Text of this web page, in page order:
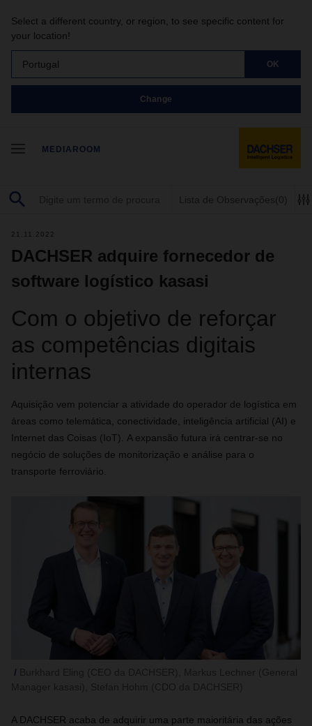
Select a different country, or region, to see specific content for
your location!
Portugal OK
Change
MEDIAROOM
Lista de Observações (0)
21.11.2022
DACHSER adquire fornecedor de
software logístico kasasi
Com o objetivo de reforçar
as competências digitais
internas
Aquisição vem potenciar a atividade do operador de logística em
áreas como telemática, conectividade, inteligência artificial (AI) e
Internet das Coisas (IoT). A expansão futura irá centrar-se no
negócio de soluções de monitorização e análise para o
transporte ferroviário.
A DACHSER acaba de adquirir uma parte maioritária das ações